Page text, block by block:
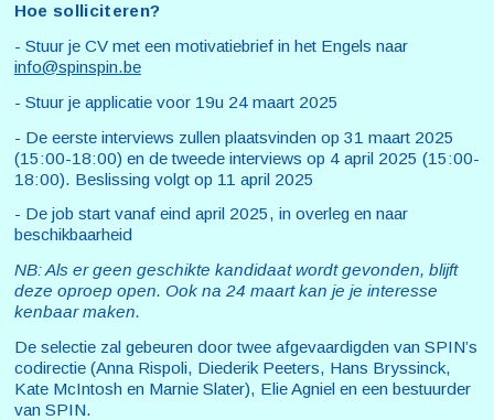
Hoe solliciteren?
- Stuur je CV met een motivatiebrief in het Engels naar
info@spinspin.be
- Stuur je applicatie voor 19u 24 maart 2025
- De eerste interviews zullen plaatsvinden op 31 maart 2025
(15:00-18:00) en de tweede interviews op 4 april 2025 (15:00-
18:00). Beslissing volgt op 11 april 2025
- De job start vanaf eind april 2025, in overleg en naar
beschikbaarheid
NB: Als er geen geschikte kandidaat wordt gevonden, blijft
deze oproep open. Ook na 24 maart kan je je interesse
kenbaar maken.
De selectie zal gebeuren door twee afgevaardigden van SPIN’s
codirectie (Anna Rispoli, Diederik Peeters, Hans Bryssinck,
Kate McIntosh en Marnie Slater), Elie Agniel en een bestuurder
van SPIN.